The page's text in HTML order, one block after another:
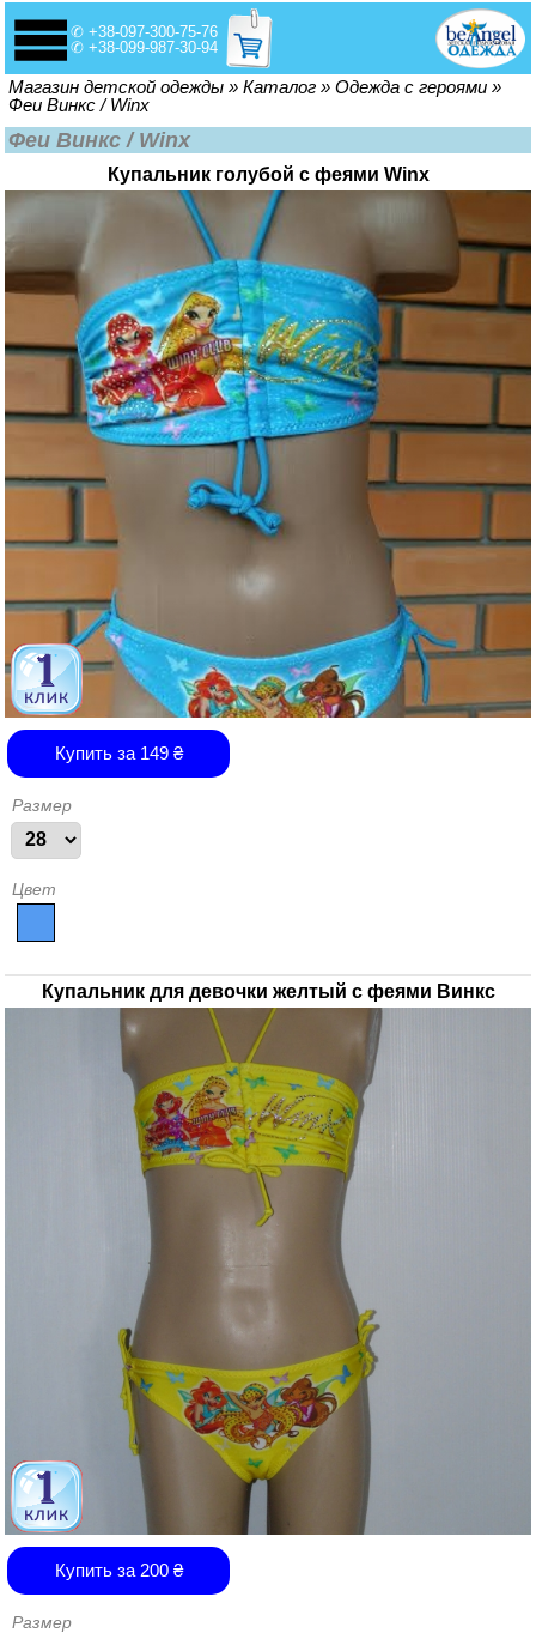
✆ +38-097-300-75-76
✆ +38-099-987-30-94
Вы здесь
Магазин детской одежды » Каталог » Одежда с героями »
Феи Винкс / Winx
Феи Винкс / Winx
Купальник голубой с феями Winx
Купить за 149₴
Размер
Цвет
Купальник для девочки желтый с феями Винкс
Купить за 200₴
Размер